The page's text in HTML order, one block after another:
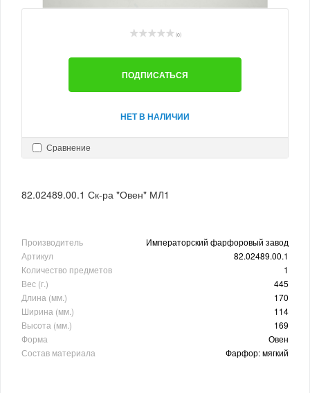
(0)
ПОДПИСАТЬСЯ
НЕТ В НАЛИЧИИ
Сравнение
82.02489.00.1 Ск-ра "Овен" МЛ1
Производитель
Императорский фарфоровый завод
Артикул
82.02489.00.1
Количество предметов
1
Вес (г.)
445
Длина (мм.)
170
Ширина (мм.)
114
Высота (мм.)
169
Форма
Овен
Состав материала
Фарфор: мягкий